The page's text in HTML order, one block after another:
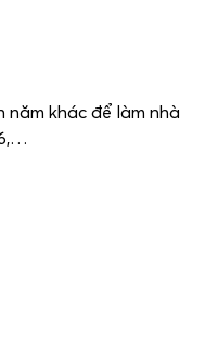
năm khác để làm nhà